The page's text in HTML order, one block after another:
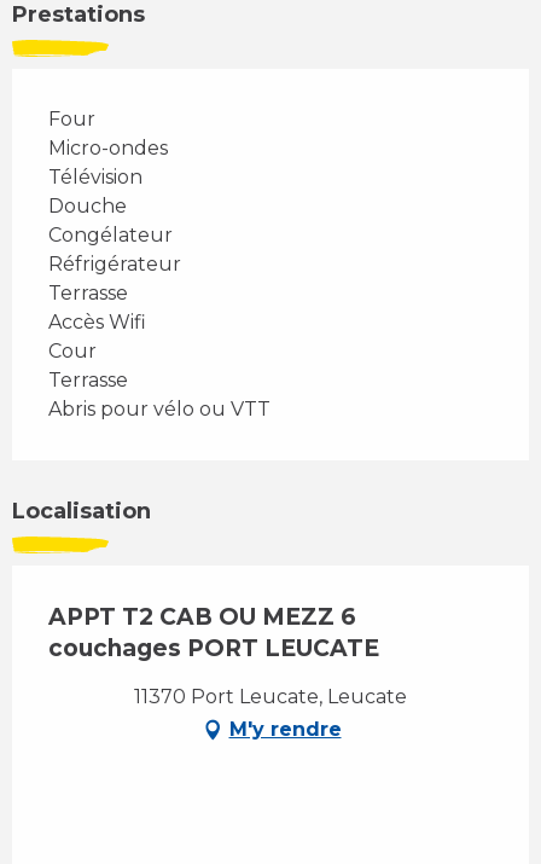
Prestations
Four
Micro-ondes
Télévision
Douche
Congélateur
Réfrigérateur
Terrasse
Accès Wifi
Cour
Terrasse
Abris pour vélo ou VTT
Localisation
APPT T2 CAB OU MEZZ 6
couchages PORT LEUCATE
11370 Port Leucate, Leucate
M'y rendre